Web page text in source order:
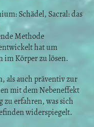
Schädel, Sacral: das
Methode
hat um
im Körper zu lösen.
als auch präventiv zur
mit dem Nebeneffekt
erfahren, was sich
widerspiegelt.